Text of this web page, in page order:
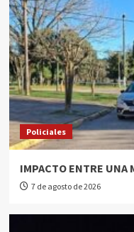
Policiales
IMPACTO ENTRE UNA
7 de agosto de 2026